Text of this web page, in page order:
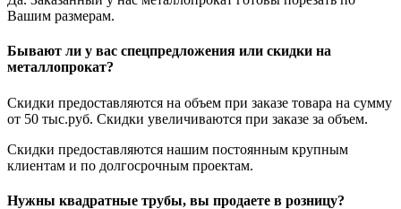
Вашим размерам.
Бывают ли у вас спецпредложения или скидки на
металлопрокат?
Скидки предоставляются на объем при заказе товара на сумму
от 50 тыс.руб. Скидки увеличиваются при заказе за объем.
Скидки предоставляются нашим постоянным крупным
клиентам и по долгосрочным проектам.
Нужны квадратные трубы, вы продаете в розницу?